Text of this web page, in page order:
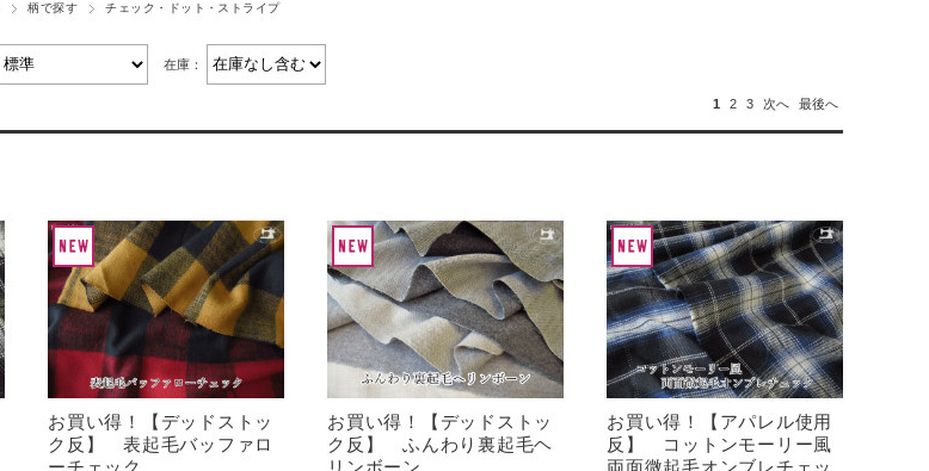
柄で探す チェック・ドット・ストライプ
在庫：
1 2 3 次へ 最後へ
お買い得！【デッドストッ
ク反】 表起毛バッファロ
ーチェック
お買い得！【デッドストッ
ク反】 ふんわり裏起毛ヘ
リンボーン
お買い得！【アパレル使用
反】 コットンモーリー風
両面微起毛オンブレチェッ